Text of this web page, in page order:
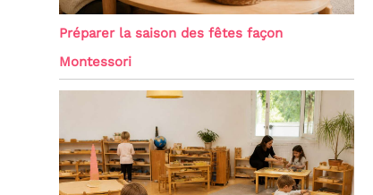
Préparer la saison des fêtes façon
Montessori